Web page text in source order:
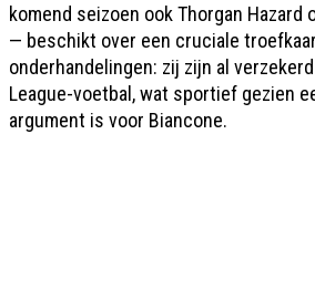
komend seizoen ook Thorgan
— beschikt over een cruciale
onderhandelingen: zij zijn al
League-voetbal, wat sportief gezien
argument is voor Biancone.